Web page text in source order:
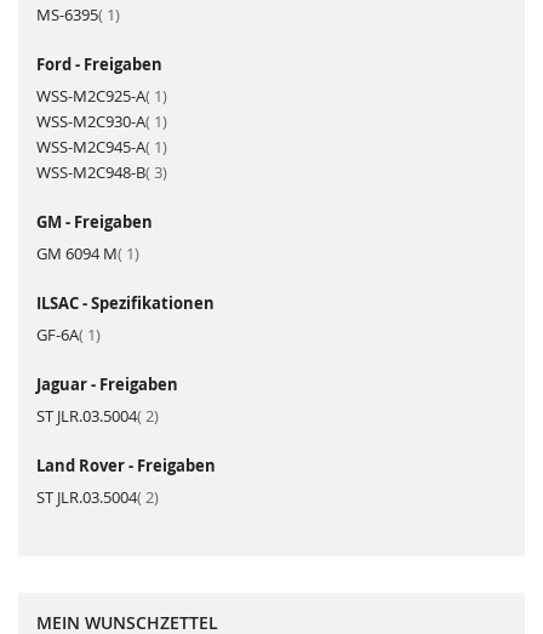
MS-6395 1Artikel
Ford - Freigaben
WSS-M2C925-A 1Artikel
WSS-M2C930-A 1Artikel
WSS-M2C945-A 1Artikel
WSS-M2C948-B 3Artikel
GM - Freigaben
GM 6094 M 1Artikel
ILSAC - Spezifikationen
GF-6A 1Artikel
Jaguar - Freigaben
ST JLR.03.5004 2Artikel
Land Rover - Freigaben
ST JLR.03.5004 2Artikel
MEIN WUNSCHZETTEL